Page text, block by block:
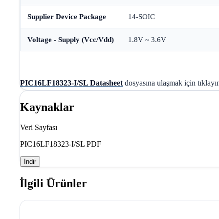
Supplier Device Package 14-SOIC
Voltage - Supply (Vcc/Vdd) 1.8V ~ 3.6V
PIC16LF18323-I/SL Datasheet dosyasına ulaşmak için
Kaynaklar
Veri Sayfası
PIC16LF18323-I/SL PDF
İndir
İlgili Ürünler